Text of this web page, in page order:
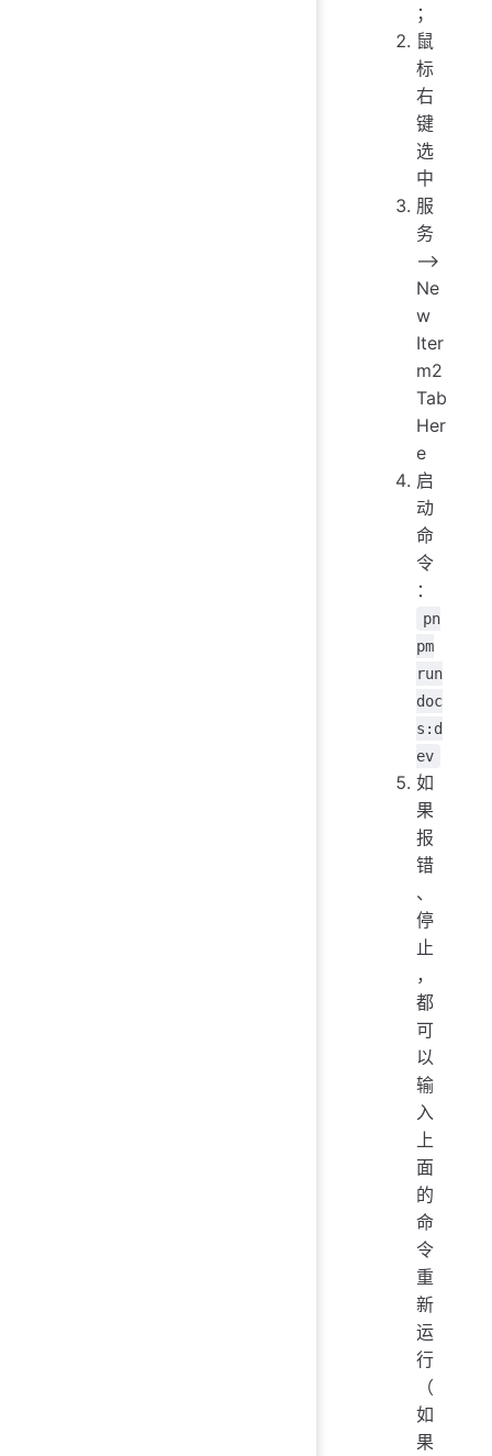
；
鼠
标
右
键
选
中
服
务
——>
Ne
w
Iter
m2
Tab
Her
e
启
动
命
令
：
pn
pm
run
doc
s:d
ev
如
果
报
错
、
停
止
，
都
可
以
输
入
上
面
的
命
令
重
新
运
行
（
如
果